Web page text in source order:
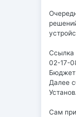
Ссылка
02-17-
Бюджет
Далее
Сам